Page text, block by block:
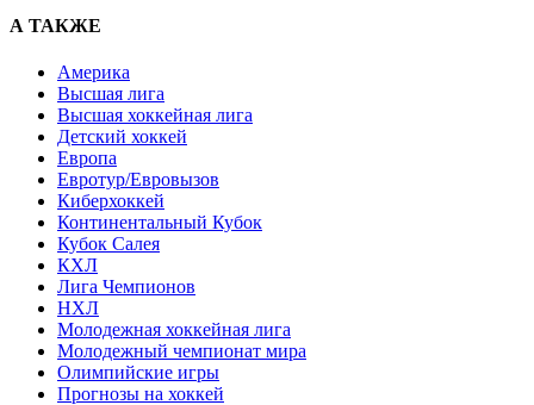
А ТАКЖЕ
Америка
Высшая лига
Высшая хоккейная лига
Детский хоккей
Европа
Евротур/Евровызов
Киберхоккей
Континентальный Кубок
Кубок Салея
КХЛ
Лига Чемпионов
НХЛ
Молодежная хоккейная лига
Молодежный чемпионат мира
Олимпийские игры
Прогнозы на хоккей